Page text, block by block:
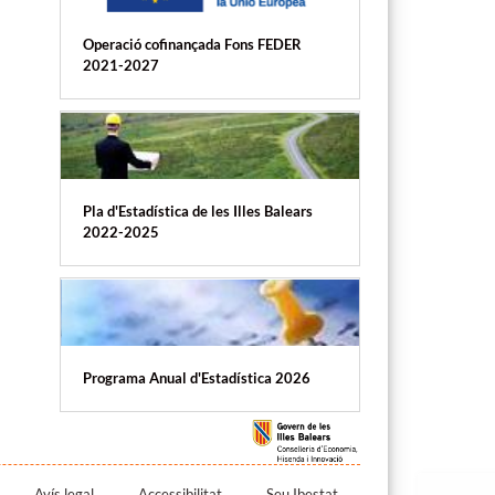
Operació cofinançada Fons FEDER
2021-2027
Pla d'Estadística de les Illes Balears
2022-2025
Programa Anual d'Estadística 2026